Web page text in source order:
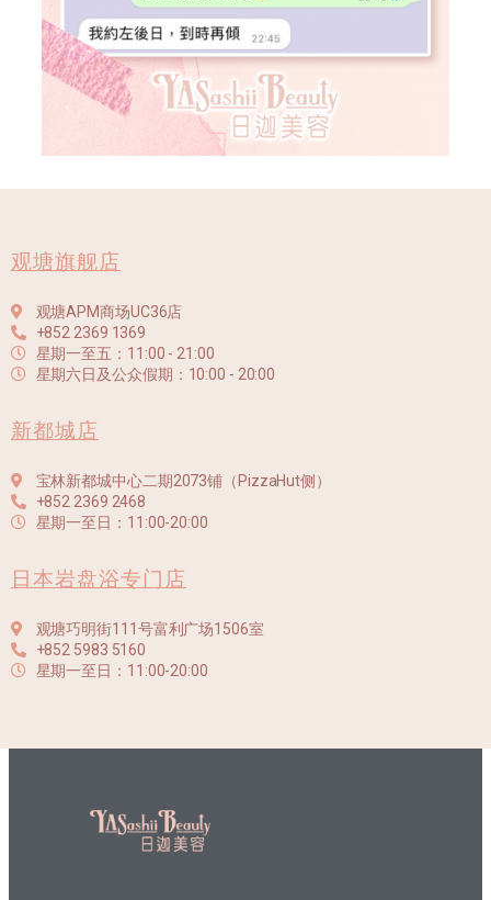
观塘旗舰店
观塘APM商场UC36店
+852 2369 1369
星期一至五：11:00 - 21:00
星期六日及公众假期：10:00 - 20:00
新都城店
宝林新都城中心二期2073铺（PizzaHut侧）
+852 2369 2468
星期一至日：11:00-20:00
日本岩盘浴专门店
观塘巧明街111号富利广场1506室
+852 5983 5160
星期一至日：11:00-20:00